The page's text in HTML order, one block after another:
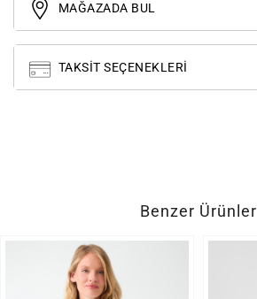
MAĞAZADA BUL
TAKSIT SEÇENEKLERI
Benzer Ürünler